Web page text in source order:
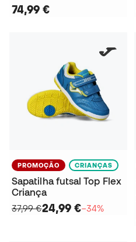
74,99 €
PROMOÇÃO CRIANÇAS
Sapatilha futsal Top Flex
Criança
37,99 €24,99 €−34%